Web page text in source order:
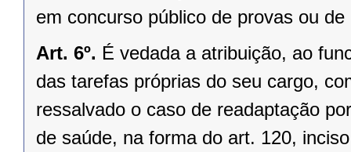
em concurso público de provas ou
Art. 6º. É vedada a atribuição, ao
das tarefas próprias do seu cargo,
ressalvado o caso de readaptação
de saúde, na forma do art. 120,